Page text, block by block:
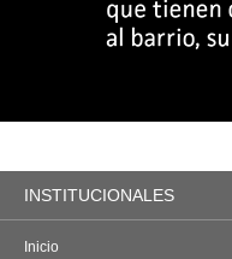
INSTITUCIONALES
Inicio